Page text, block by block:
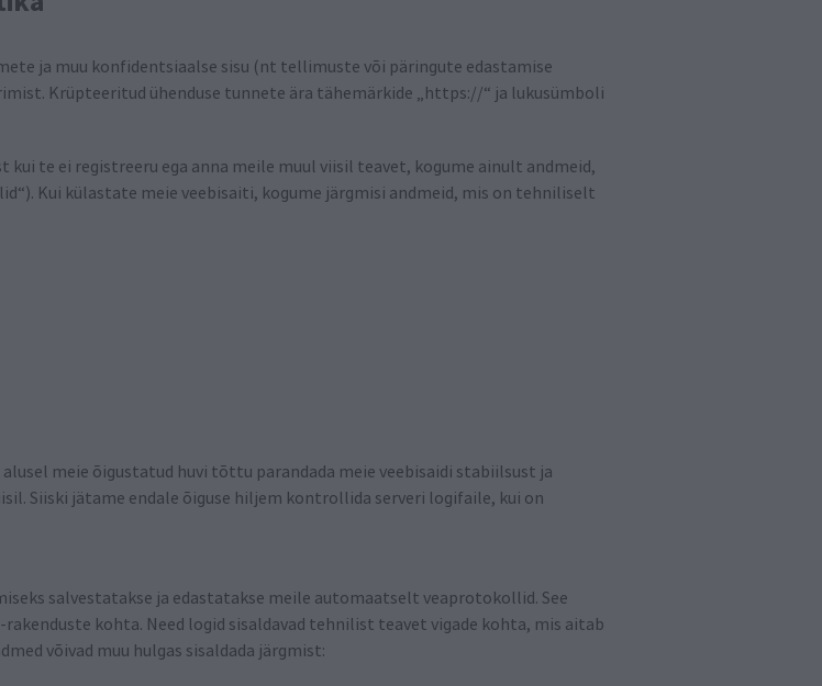
ja muu konfidentsiaalse sisu (nt tellimuste või päringute edastamise
Krüpteeritud ühenduse tunnete ära tähemärkide „https://“ ja lukusümboli
te ei registreeru ega anna meile muul viisil teavet, kogume ainult andmeid,
Kui külastate meie veebisaiti, kogume järgmisi andmeid, mis on tehniliselt
meie õigustatud huvi tõttu parandada meie veebisaidi stabiilsust ja
Siiski jätame endale õiguse hiljem kontrollida serveri logifaile, kui on
salvestatakse ja edastatakse meile automaatselt veaprotokollid. See
kohta. Need logid sisaldavad tehnilist teavet vigade kohta, mis aitab
võivad muu hulgas sisaldada järgmist: